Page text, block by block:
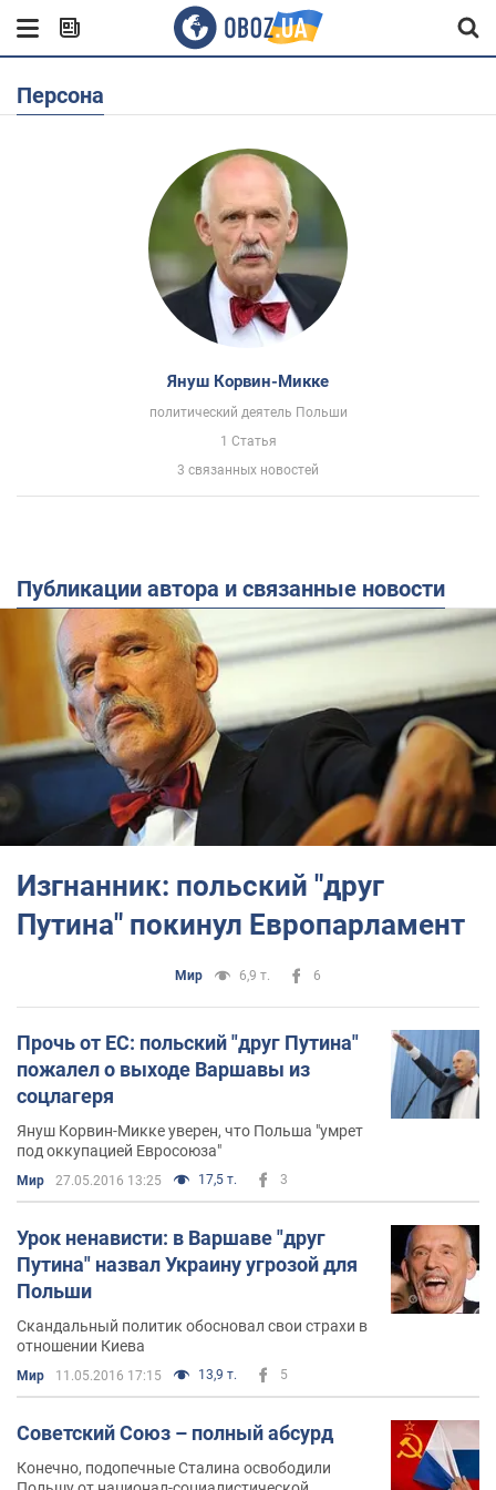
Персона
Януш Корвин-Микке
политический деятель Польши
1 Статья
3 связанных новостей
Публикации автора и связанные новости
Изгнанник: польский "друг
Путина" покинул Европарламент
Мир 6,9 т. 6
Прочь от ЕС: польский "друг Путина"
пожалел о выходе Варшавы из
соцлагеря
Януш Корвин-Микке уверен, что Польша "умрет
под оккупацией Евросоюза"
Мир 27.05.2016 13:25 17,5 т. 3
Урок ненависти: в Варшаве "друг
Путина" назвал Украину угрозой для
Польши
Скандальный политик обосновал свои страхи в
отношении Киева
Мир 11.05.2016 17:15 13,9 т. 5
Советский Союз – полный абсурд
Конечно, подопечные Сталина освободили